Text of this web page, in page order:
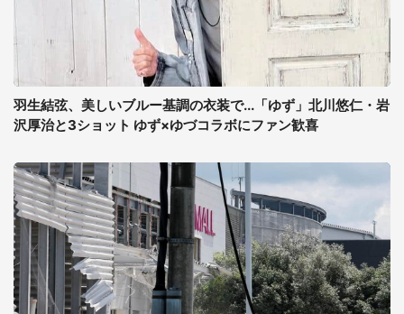
羽生結弦、美しいブルー基調の衣装で...「ゆず」北川悠仁・岩
沢厚治と3ショット ゆず×ゆづコラボにファン歓喜